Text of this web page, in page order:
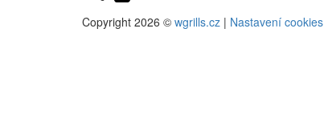
Copyright 2026 © wgrills.cz | Nastavení cookies